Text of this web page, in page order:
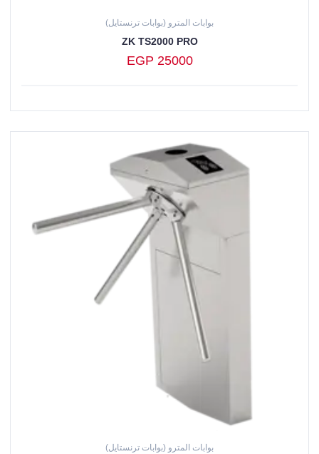
بوابات المترو (بوابات ترنستايل)
ZK TS2000 PRO
EGP 25000
بوابات المترو (بوابات ترنستايل)